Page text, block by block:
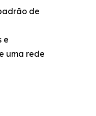
de
e
uma rede